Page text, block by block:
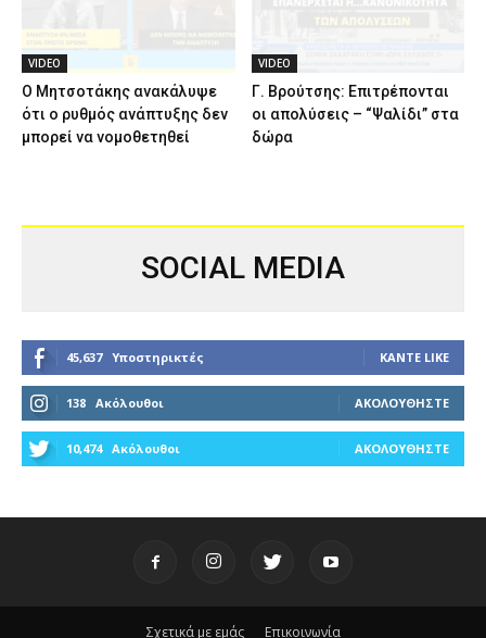
VIDEO
Ο Μητσοτάκης ανακάλυψε
ότι ο ρυθμός ανάπτυξης δεν
μπορεί να νομοθετηθεί
VIDEO
Γ. Βρούτσης: Επιτρέπονται
οι απολύσεις – “Ψαλίδι” στα
δώρα
SOCIAL MEDIA
45,637 Υποστηρικτές ΚΆΝΤΕ LIKE
138 Ακόλουθοι ΑΚΟΛΟΥΘΉΣΤΕ
10,474 Ακόλουθοι ΑΚΟΛΟΥΘΉΣΤΕ
Σχετικά με εμάς Επικοινωνία